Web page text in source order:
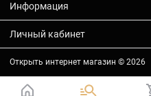
Информация
Личный кабинет
Открыть интернет магазин © 2026